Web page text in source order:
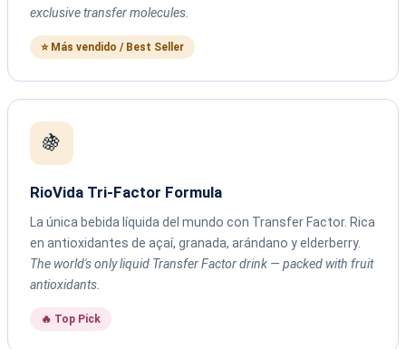
exclusive transfer molecules.
⭐ Más vendido / Best Seller
🍇
RioVida Tri-Factor Formula
La única bebida líquida del mundo con Transfer Factor. Rica
en antioxidantes de açaí, granada, arándano y elderberry.
The world's only liquid Transfer Factor drink — packed with fruit
antioxidants.
🔥 Top Pick